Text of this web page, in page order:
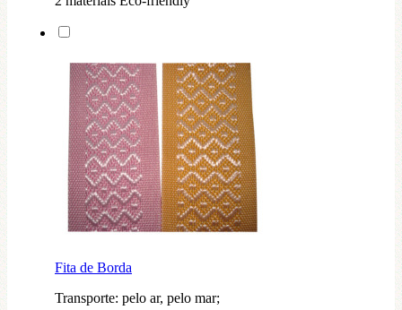
Fita de Borda
Transporte: pelo ar, pelo mar;